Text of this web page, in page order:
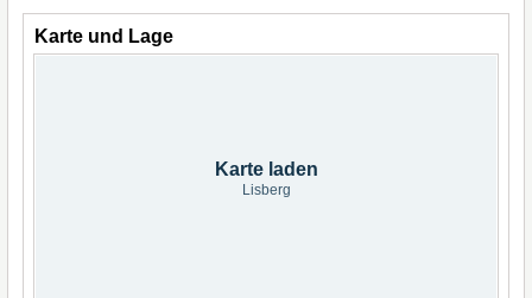
Karte und Lage
Karte laden
Lisberg